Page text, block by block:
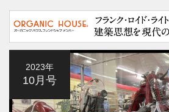
2023年
10月号